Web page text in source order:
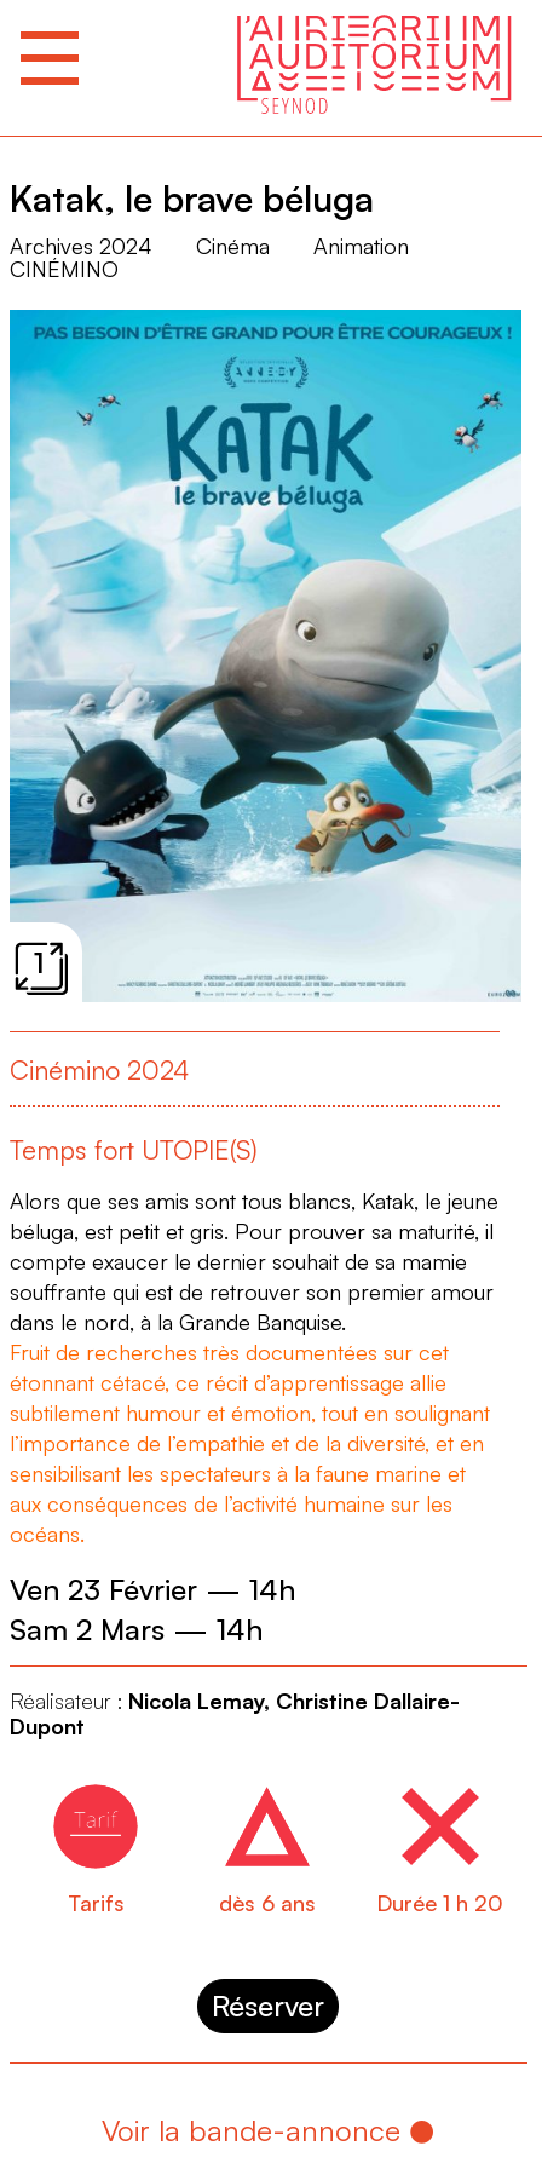
Katak, le brave béluga
Archives 2024 Cinéma
Animation
CINÉMINO
1
Cinémino 2024
Temps fort UTOPIE(S)
Alors que ses amis sont tous blancs, Katak, le jeune
béluga, est petit et gris. Pour prouver sa maturité, il
compte exaucer le dernier souhait de sa mamie
souffrante qui est de retrouver son premier amour
dans le nord, à la Grande Banquise.
Fruit de recherches très documentées sur cet
étonnant cétacé, ce récit d’apprentissage allie
subtilement humour et émotion, tout en soulignant
l’importance de l’empathie et de la diversité, et en
sensibilisant les spectateurs à la faune marine et
aux conséquences de l’activité humaine sur les
océans.
Ven 23 Février — 14h
Sam 2 Mars — 14h
Réalisateur : Nicola Lemay, Christine Dallaire-
Dupont
Tarifs dès 6 ans Durée 1 h 20
Réserver
Voir la bande-annonce